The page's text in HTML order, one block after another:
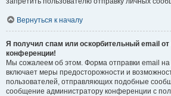
Вернуться к началу
Я получил спам или оскорбительный email от
конференции!
Мы сожалеем об этом. Форма отправки email
включает меры предосторожности и
пользователей, отправляющих подобные
сообщение администратору конференции с